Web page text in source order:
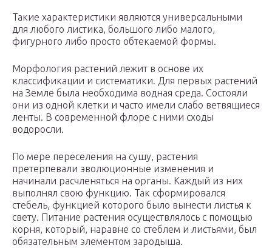
Такие характеристики являются универсальными
для любого листика, большого либо малого,
фигурного либо просто обтекаемой формы.
Морфология растений лежит в основе их
классификации и систематики. Для первых растений
на Земле была необходима водная среда. Состояли
они из одной клетки и часто имели слабо ветвящиеся
ленты. В современной флоре с ними сходы
водоросли.
По мере переселения на сушу, растения
претерпевали эволюционные изменения и
начинали расчленяться на органы. Каждый из них
выполнял свою функцию. Так сформировался
стебель, функцией которого было вынести листья к
свету. Питание растения осуществлялось с помощью
корня, который, наравне со стеблем и листьями, был
обязательным элементом зародыша.